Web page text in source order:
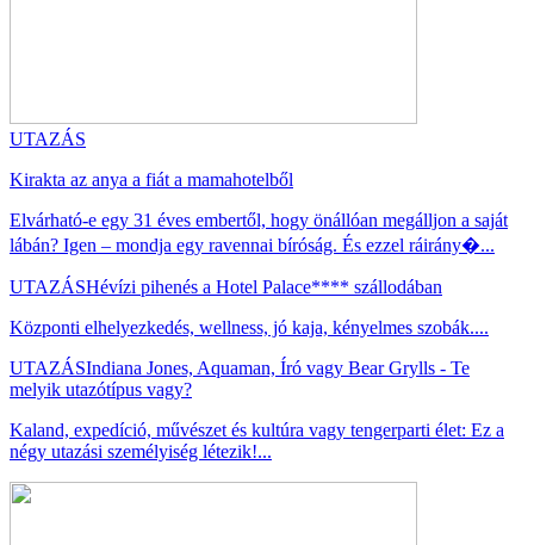
UTAZÁS
Kirakta az anya a fiát a mamahotelből
Elvárható-e egy 31 éves embertől, hogy önállóan megálljon a saját
lábán? Igen – mondja egy ravennai bíróság. És ezzel ráirány�...
UTAZÁSHévízi pihenés a Hotel Palace**** szállodában
Központi elhelyezkedés, wellness, jó kaja, kényelmes szobák....
UTAZÁSIndiana Jones, Aquaman, Író vagy Bear Grylls - Te
melyik utazótípus vagy?
Kaland, expedíció, művészet és kultúra vagy tengerparti élet: Ez a
négy utazási személyiség létezik!...